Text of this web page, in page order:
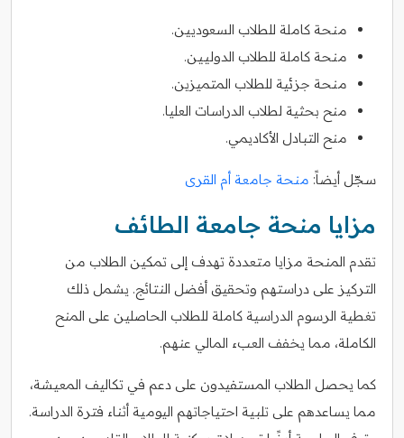
منحة كاملة للطلاب السعوديين.
منحة كاملة للطلاب الدوليين.
منحة جزئية للطلاب المتميزين.
منح بحثية لطلاب الدراسات العليا.
منح التبادل الأكاديمي.
سجّل أيضاً: منحة جامعة أم القرى
مزايا منحة جامعة الطائف
تقدم المنحة مزايا متعددة تهدف إلى تمكين الطلاب من
التركيز على دراستهم وتحقيق أفضل النتائج. يشمل ذلك
تغطية الرسوم الدراسية كاملة للطلاب الحاصلين على المنح
الكاملة، مما يخفف العبء المالي عنهم.
كما يحصل الطلاب المستفيدون على دعم في تكاليف المعيشة،
مما يساعدهم على تلبية احتياجاتهم اليومية أثناء فترة الدراسة.